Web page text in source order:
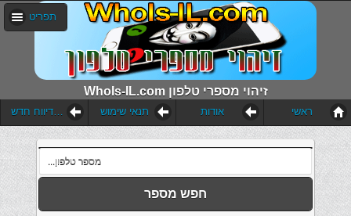
WhoIs-IL.com זיהוי מספרי טלפון
תפריט
הוסף דיווח חדש תנאי שימוש אודות ראשי
חפש מספר